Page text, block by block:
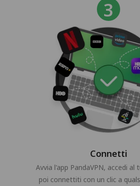
Connetti
Avvia l'app PandaVPN, accedi al
poi connettiti con un clic a